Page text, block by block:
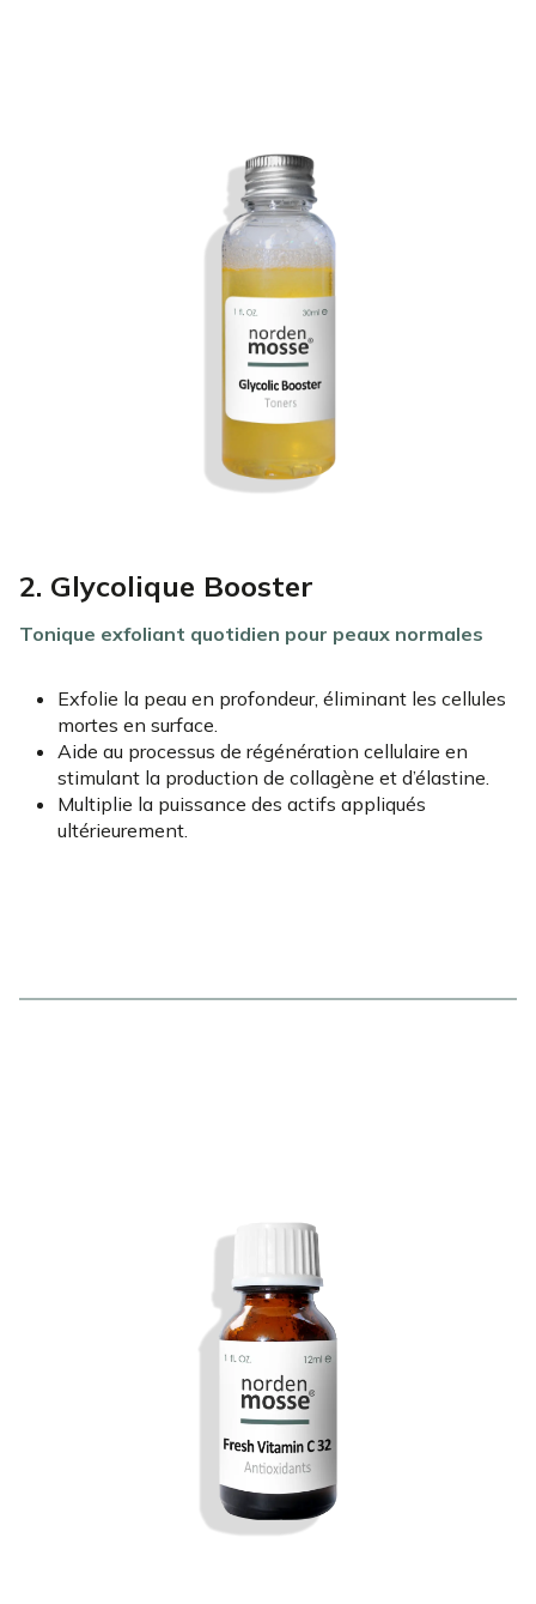
2. Glycolique Booster
Tonique exfoliant quotidien pour peaux normales
Exfolie la peau en profondeur, éliminant les cellules
mortes en surface.
Aide au processus de régénération cellulaire en
stimulant la production de collagène et d’élastine.
Multiplie la puissance des actifs appliqués
ultérieurement.